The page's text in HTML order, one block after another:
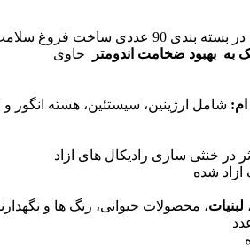
در بسته بندی 90 عددی ساخت فروغ سلامت مهرگان
بهبود ضخامت اندومتر
حاوی
شامل ارژینین، سیستئین، هسته انگور و
در خنثی سازی رادیکال های ازاد
شده
، لبنیات، محصولات حیوانی، رنگ ها و